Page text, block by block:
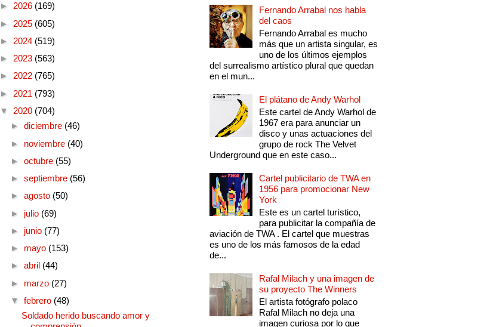
► 2026 (169)
► 2025 (605)
► 2024 (519)
► 2023 (563)
► 2022 (765)
► 2021 (793)
▼ 2020 (704)
► diciembre (46)
► noviembre (40)
► octubre (55)
► septiembre (56)
► agosto (50)
► julio (69)
► junio (77)
► mayo (153)
► abril (44)
► marzo (27)
▼ febrero (48)
Soldado herido buscando amor y
Fernando Arrabal nos habla
del caos
Fernando Arrabal es mucho
más que un artista singular, es
uno de los últimos ejemplos
del surrealismo artístico plural que quedan
en el mun...
El plátano de Andy Warhol
Este cartel de Andy Warhol de
1967 era para anunciar un
disco y unas actuaciones del
grupo de rock The Velvet
Underground que en este caso...
Cartel publicitario de TWA en
1956 para promocionar New
York
Este es un cartel turístico,
para publicitar la compañía de
aviación de TWA . El cartel que muestras
es uno de los más famosos de la edad
de...
Rafal Milach y una imagen de
su proyecto The Winners
El artista fotógrafo polaco
Rafal Milach no deja una
imagen curiosa por lo que